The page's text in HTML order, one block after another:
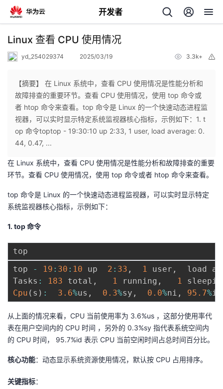
开发者
返
个
人
主
页
我
的
开
者
博
客
的
论
坛
我
的
圈
子
我
的
直
我
的
我
我
的
者
学
堂
我
的
课
我
的
我
支
持
我
的
技
术
我
的
云
Linux 查看 CPU 使用情况
yd_254029374 2025/03/19 3.3k+
【摘要】 在 Linux 系统中，查看 CPU 使用情况是性能分析和
故障排查的重要环节。查看 CPU 使用情况，使用 top 命令或
者 htop 命令来查看。top 命令是 Linux 的一个快速动态进程监
视器，可以实时显示特定系统监视器核心指标，示例如下：1. t
op 命令toptop - 19:30:10 up 2:33, 1 user, load average: 0.
44, 0.47, ...
在 Linux 系统中，查看 CPU 使用情况是性能分析和故障排查的重要
环节。查看 CPU 使用情况，使用 top 命令或者 htop 命令来查看。
top 命令是 Linux 的一个快速动态进程监视器，可以实时显示特定
系统监视器核心指标，示例如下：
1. top 命令
top
- 19 : 30 : 10 up 2 : 33 , 1 user ,
load
Tasks : 183 total , 1 running , 1
Cpu ( s ) : 3.6%us , 0.3%sy , 0.0%ni , 95.7%id
从上面的情况来看，CPU 当前使用率为 3.6%us ，这部分使用率代
表在用户空间内的 CPU 时间 ，另外的 0.3%sy 指代表系统空间内
的 CPU 时间， 95.7%id 表示 CPU 当前空闲时间占总时间百分比。
核心功能：动态显示系统资源使用情况，默认按 CPU 占用排序。
关键指标：